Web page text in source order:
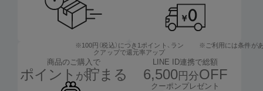
商品のご購入で
ポイント が貯まる
※100円（税込）につき1ポイント、 ラン
クアップで還元率アップ
LINE ID連携で総額
6,500円分OFF
クーポンプレゼント
※ご利用には条件が